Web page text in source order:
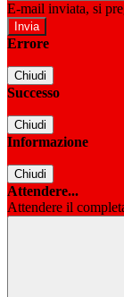
E-mail inviata, si
Errore
Chiudi
Successo
Chiudi
Informazione
Chiudi
Attendere...
Attendere il